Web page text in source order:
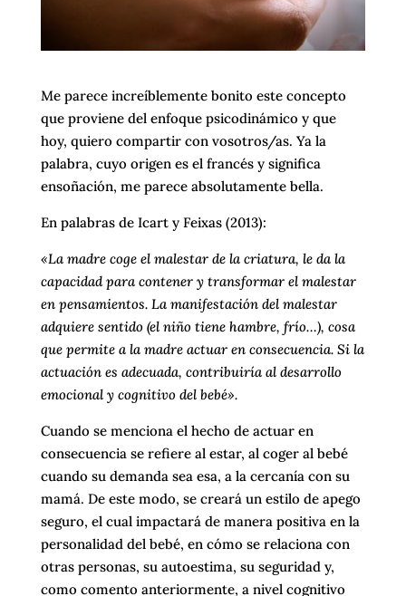
Me parece increíblemente bonito este concepto
que proviene del enfoque psicodinámico y que
hoy, quiero compartir con vosotros/as. Ya la
palabra, cuyo origen es el francés y significa
ensoñación, me parece absolutamente bella.
En palabras de Icart y Feixas (2013):
«La madre coge el malestar de la criatura, le da la
capacidad para contener y transformar el malestar
en pensamientos. La manifestación del malestar
adquiere sentido (el niño tiene hambre, frío…), cosa
que permite a la madre actuar en consecuencia. Si la
actuación es adecuada, contribuiría al desarrollo
emocional y cognitivo del bebé».
Cuando se menciona el hecho de actuar en
consecuencia se refiere al estar, al coger al bebé
cuando su demanda sea esa, a la cercanía con su
mamá. De este modo, se creará un estilo de apego
seguro, el cual impactará de manera positiva en la
personalidad del bebé, en cómo se relaciona con
otras personas, su autoestima, su seguridad y,
como comento anteriormente, a nivel cognitivo